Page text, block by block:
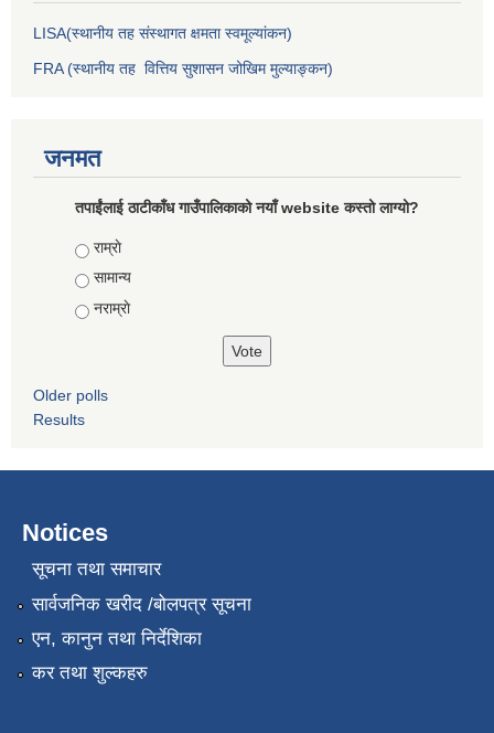
LISA(स्थानीय तह संस्थागत क्षमता स्वमूल्यांकन)
FRA (स्थानीय तह वित्तिय सुशासन जोखिम मुल्याङ्कन)
जनमत
तपाईंलाई ठाटीकाँध गाउँपालिकाको नयाँ website कस्तो लाग्यो?
Choices
राम्राे
सामान्य
नराम्राे
Older polls
Results
Notices
सूचना तथा समाचार
सार्वजनिक खरीद /बोलपत्र सूचना
एन, कानुन तथा निर्देशिका
कर तथा शुल्कहरु